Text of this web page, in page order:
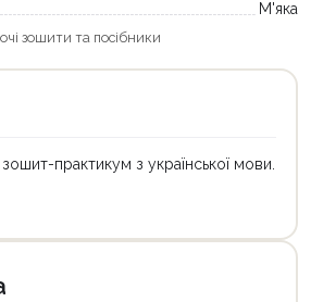
М'яка
зошити та посібники
практикум з української мови.